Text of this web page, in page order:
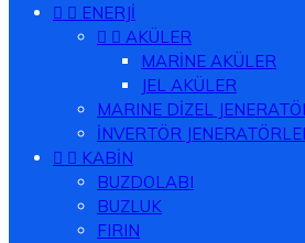
  ENERJİ
  AKÜLER
MARİNE AKÜLER
JEL AKÜLER
MARINE DİZEL
İNVERTÖR
  KABİN
BUZDOLABI
BUZLUK
FIRIN